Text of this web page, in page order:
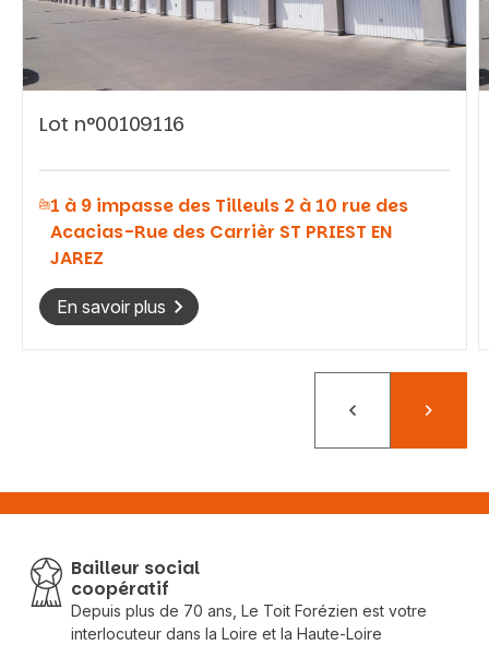
Rechercher
Lot n°00109116
1 à 9 impasse des Tilleuls 2 à 10 rue des
Acacias-Rue des Carrièr ST PRIEST EN
JAREZ
En savoir plus
PrécédentSuivant
Bailleur social
coopératif
Depuis plus de 70 ans, Le Toit Forézien est votre
interlocuteur dans la Loire et la Haute-Loire